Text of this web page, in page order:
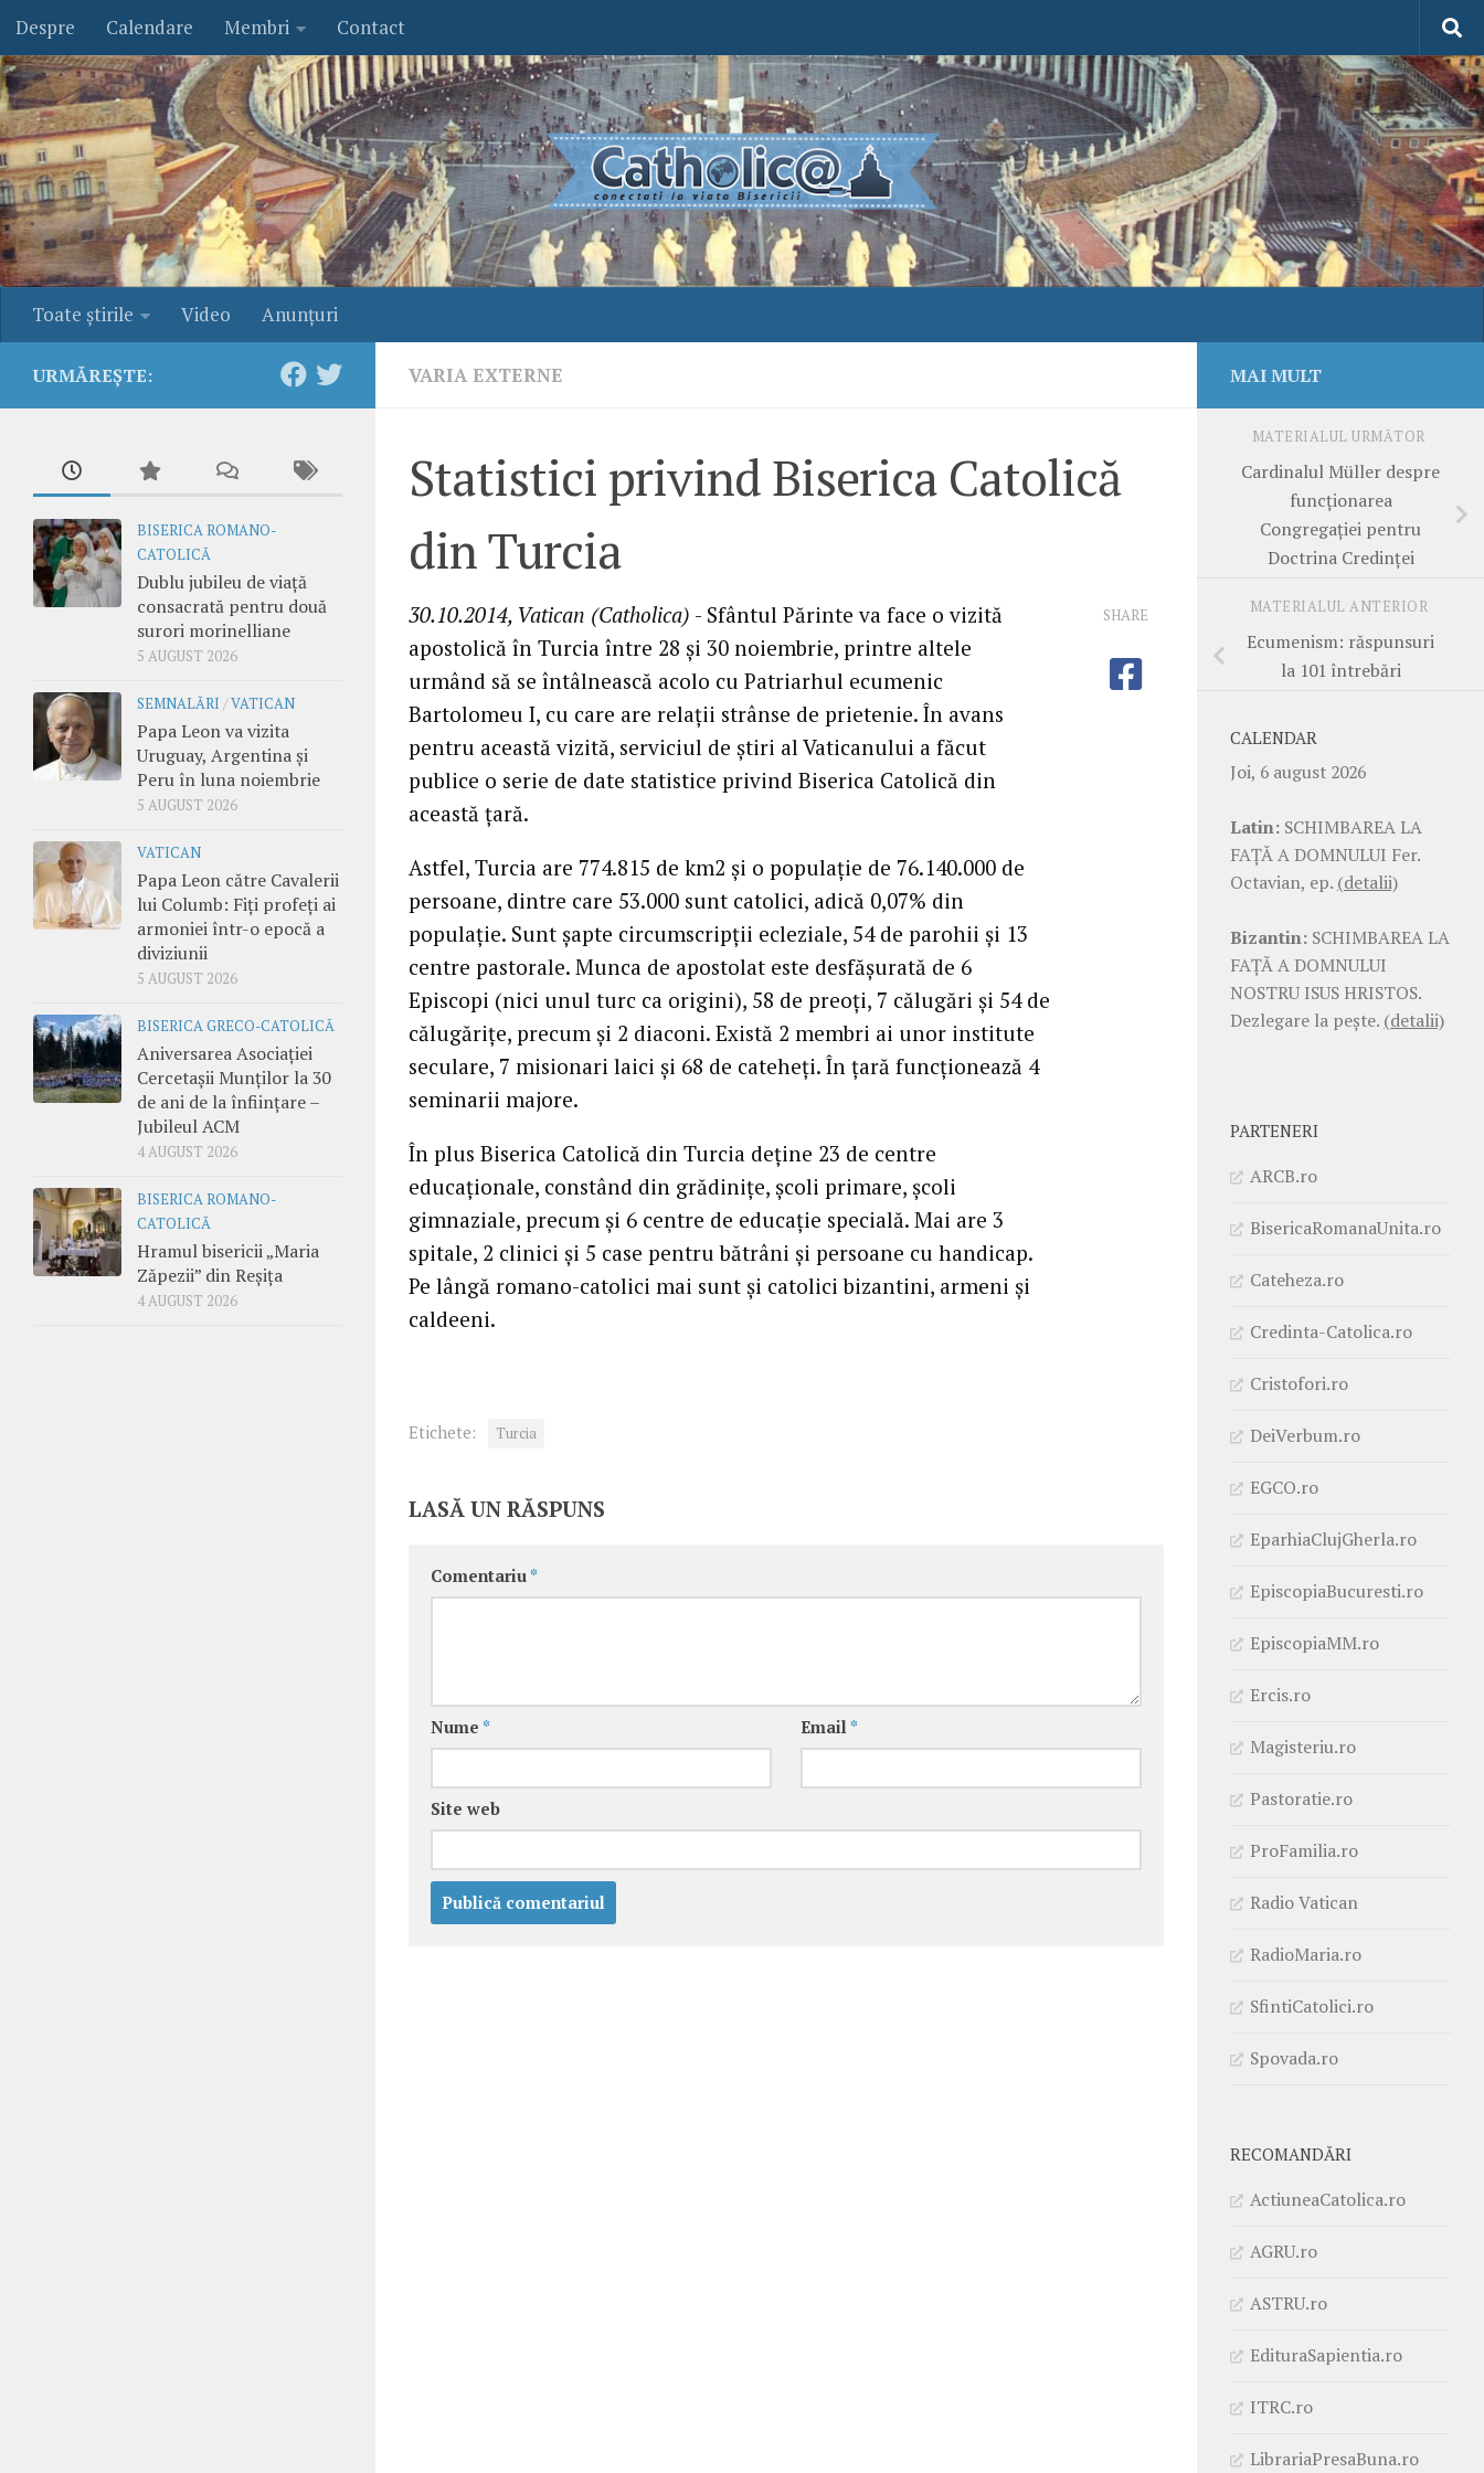
Skip to content
Despre Calendare Membri Contact
Toate ştirile Video Anunţuri
VARIA EXTERNE
Statistici privind Biserica Catolică
din Turcia
30.10.2014, Vatican (Catholica) - Sfântul Părinte va face o vizită
apostolică în Turcia între 28 şi 30 noiembrie, printre altele
urmând să se întâlnească acolo cu Patriarhul ecumenic
Bartolomeu I, cu care are relaţii strânse de prietenie. În avans
pentru această vizită, serviciul de ştiri al Vaticanului a făcut
publice o serie de date statistice privind Biserica Catolică din
această ţară.
Astfel, Turcia are 774.815 de km2 şi o populaţie de 76.140.000 de
persoane, dintre care 53.000 sunt catolici, adică 0,07% din
populaţie. Sunt şapte circumscripţii ecleziale, 54 de parohii şi 13
centre pastorale. Munca de apostolat este desfăşurată de 6
Episcopi (nici unul turc ca origini), 58 de preoţi, 7 călugări şi 54 de
călugăriţe, precum şi 2 diaconi. Există 2 membri ai unor institute
seculare, 7 misionari laici şi 68 de cateheţi. În ţară funcţionează 4
seminarii majore.
În plus Biserica Catolică din Turcia deţine 23 de centre
educaţionale, constând din grădiniţe, şcoli primare, şcoli
gimnaziale, precum şi 6 centre de educaţie specială. Mai are 3
spitale, 2 clinici şi 5 case pentru bătrâni şi persoane cu handicap.
Pe lângă romano-catolici mai sunt şi catolici bizantini, armeni şi
caldeeni.
SHARE
Etichete: Turcia
LASĂ UN RĂSPUNS
Comentariu *
Nume * Email *
Site web
URMĂREȘTE:
BISERICA ROMANO-
CATOLICĂ
Dublu jubileu de viață
consacrată pentru două
surori morinelliane
5 AUGUST 2026
SEMNALĂRI /VATICAN
Papa Leon va vizita
Uruguay, Argentina și
Peru în luna noiembrie
5 AUGUST 2026
VATICAN
Papa Leon către Cavalerii
lui Columb: Fiți profeți ai
armoniei într-o epocă a
diviziunii
5 AUGUST 2026
BISERICA GRECO-CATOLICĂ
Aniversarea Asociației
Cercetașii Munților la 30
de ani de la înființare –
Jubileul ACM
4 AUGUST 2026
BISERICA ROMANO-
CATOLICĂ
Hramul bisericii „Maria
Zăpezii” din Reșița
4 AUGUST 2026
MAI MULT
MATERIALUL URMĂTOR
Cardinalul Müller despre
funcţionarea
Congregaţiei pentru
Doctrina Credinţei
MATERIALUL ANTERIOR
Ecumenism: răspunsuri
la 101 întrebări
CALENDAR
Joi, 6 august 2026
Latin: SCHIMBAREA LA
FAŢĂ A DOMNULUI Fer.
Octavian, ep. (detalii)
Bizantin: SCHIMBAREA LA
FAŢĂ A DOMNULUI
NOSTRU ISUS HRISTOS.
Dezlegare la pește. (detalii)
PARTENERI
ARCB.ro
BisericaRomanaUnita.ro
Cateheza.ro
Credinta-Catolica.ro
Cristofori.ro
DeiVerbum.ro
EGCO.ro
EparhiaClujGherla.ro
EpiscopiaBucuresti.ro
EpiscopiaMM.ro
Ercis.ro
Magisteriu.ro
Pastoratie.ro
ProFamilia.ro
Radio Vatican
RadioMaria.ro
SfintiCatolici.ro
Spovada.ro
RECOMANDĂRI
ActiuneaCatolica.ro
AGRU.ro
ASTRU.ro
EdituraSapientia.ro
ITRC.ro
LibrariaPresaBuna.ro